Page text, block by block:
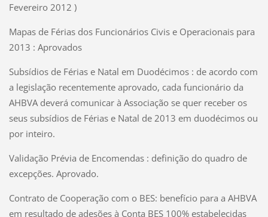
Fevereiro 2012 )
Mapas de Férias dos Funcionários Civis e Operacionais para
2013 : Aprovados
Subsídios de Férias e Natal em Duodécimos : de acordo com
a legislação recentemente aprovado, cada funcionário da
AHBVA deverá comunicar à Associação se quer receber os
seus subsídios de Férias e Natal de 2013 em duodécimos ou
por inteiro.
Validação Prévia de Encomendas : definição do quadro de
excepções. Aprovado.
Contrato de Cooperação com o BES: benefício para a AHBVA
em resultado de adesões à Conta BES 100% estabelecidas